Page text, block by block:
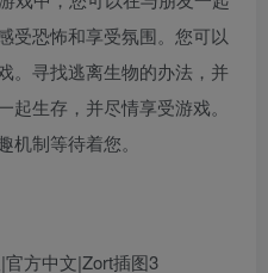
受恐怖和享受氛围。您可以
。寻找逃离生物的办法，并
生存，并尽情享受游戏。
制等待着您。